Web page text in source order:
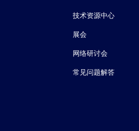
技术资源中心
展会
网络研讨会
常见问题解答